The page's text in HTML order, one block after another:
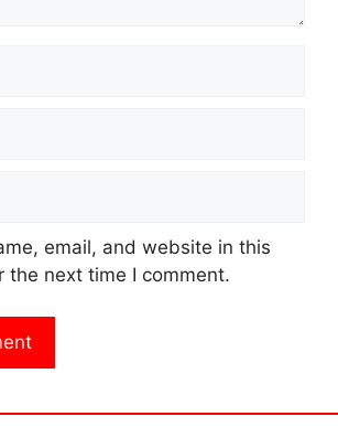
email, and website in this
the next time I comment.